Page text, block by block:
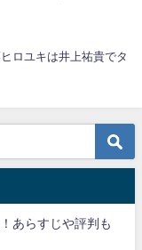
ロユキは井上祐貴でタ
あらすじや評判も